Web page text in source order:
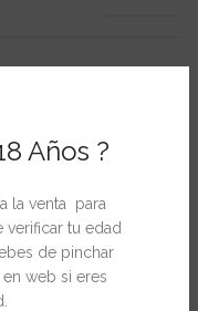
Años ?
la venta para
verificar tu edad
de pinchar
web si eres